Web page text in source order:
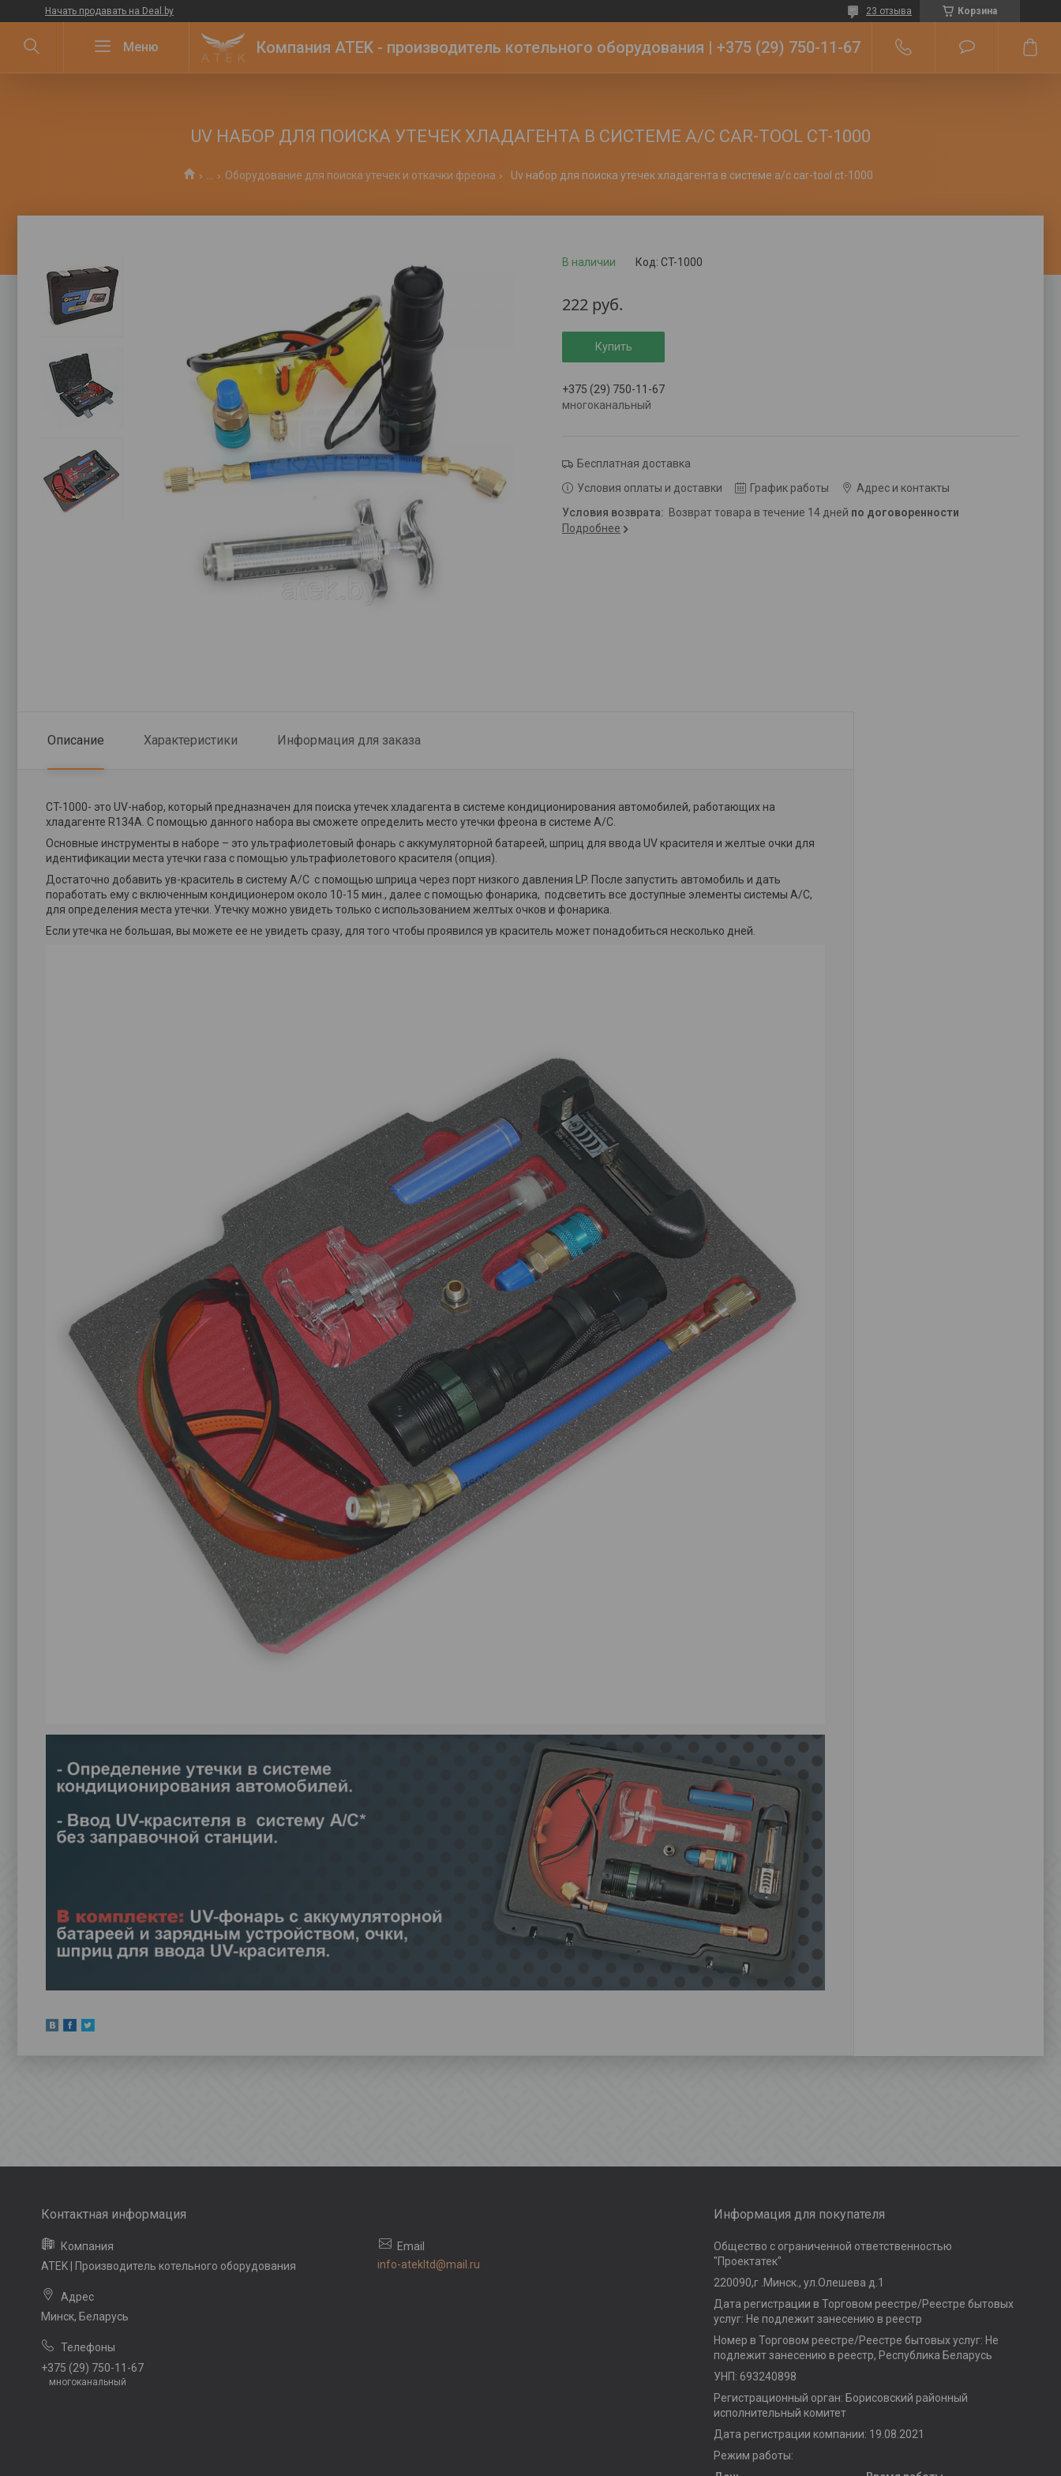
Начать продавать на Deal.by Корзина
23 отзыва
Компания ATEK - производитель котельного оборудования | +375 (29) 750-11-67
UV НАБОР ДЛЯ ПОИСКА УТЕЧЕК ХЛАДАГЕНТА В СИСТЕМЕ А/С CAR-TOOL CT-1000
Оборудование для поиска утечек и откачки фреона Uv набор для поиска утечек хладагента в системе а/с car-tool ct-1000
В наличии Код: CT-1000
222 руб.
Купить
+375 (29) 750-11-67
многоканальный
Бесплатная доставка
Условия оплаты и доставки
График работы
Адрес и контакты
возврат товара в течение 14 дней по договоренности
Подробнее
Описание Характеристики Информация для заказа
CT-1000- это UV-набор, который предназначен для поиска утечек хладагента в системе кондиционирования автомобилей, работающих на
хладагенте R134A. С помощью данного набора вы сможете определить место утечки фреона в системе А/С.
Основные инструменты в наборе – это ультрафиолетовый фонарь с аккумуляторной батареей, шприц для ввода UV красителя и желтые очки для
идентификации места утечки газа с помощью ультрафиолетового красителя (опция).
Достаточно добавить ув-краситель в систему A/C с помощью шприца через порт низкого давления LP. После запустить автомобиль и дать
поработать ему с включенным кондиционером около 10-15 мин., далее с помощью фонарика, подсветить все доступные элементы системы А/С,
для определения места утечки. Утечку можно увидеть только с использованием желтых очков и фонарика.
Если утечка не большая, вы можете ее не увидеть сразу, для того чтобы проявился ув краситель может понадобиться несколько дней.
ATEK | Производитель котельного оборудования
Минск, Беларусь
+375 (29) 750-11-67
многоканальный
info-atekltd@mail.ru
Информация для покупателя
Общество с ограниченной ответственностью
"Проектатек"
220090,г .Минск., ул.Олешева д.1
Дата регистрации в Торговом реестре/Реестре бытовых
услуг: Не подлежит занесению в реестр
Номер в Торговом реестре/Реестре бытовых услуг: Не
подлежит занесению в реестр, Республика Беларусь
УНП: 693240898
Регистрационный орган: Борисовский районный
исполнительный комитет
Дата регистрации компании: 19.08.2021
Режим работы: